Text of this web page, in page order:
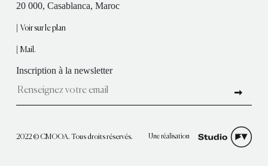
20 000, Casablanca, Maroc
|Voir sur le plan
|Mail.
Inscription à la newsletter
2022 © CMOOA. Tous droits réservés. Une réalisation